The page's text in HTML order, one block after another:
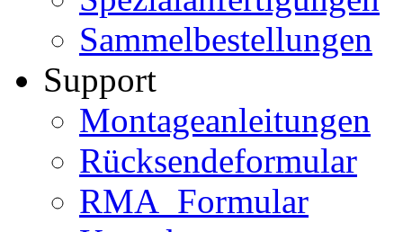
Sammelbestellungen
Support
Montageanleitungen
Rücksendeformular
RMA_Formular